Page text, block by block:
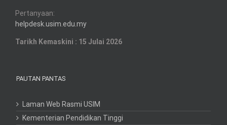
Pertanyaan:
helpdesk.usim.edu.my
Tarikh Kemaskini : 15 Julai 2026
PAUTAN PANTAS
Laman Web Rasmi USIM
Kementerian Pendidikan Tinggi